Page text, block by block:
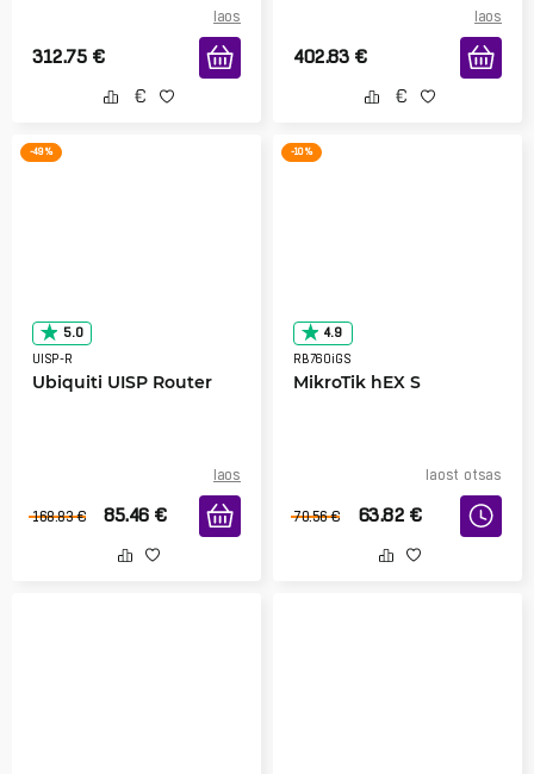
laos
312.75 €
laos
402.83 €
-49 %
5.0
UISP-R
Ubiquiti UISP Router
laos
168.83 € 85.46 €
-10 %
4.9
RB760iGS
MikroTik hEX S
laost otsas
70.56 € 63.82 €